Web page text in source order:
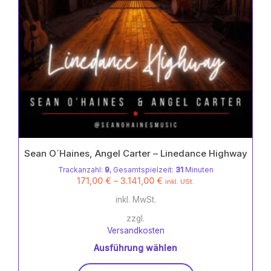
werden
Sean O´Haines, Angel Carter – Linedance Highway
Trackanzahl: 9, Gesamtspielzeit: 31Minuten
171,00 € – 3.141,00 € inkl. USt.
inkl. MwSt.
zzgl.
Versandkosten
Ausführung wählen